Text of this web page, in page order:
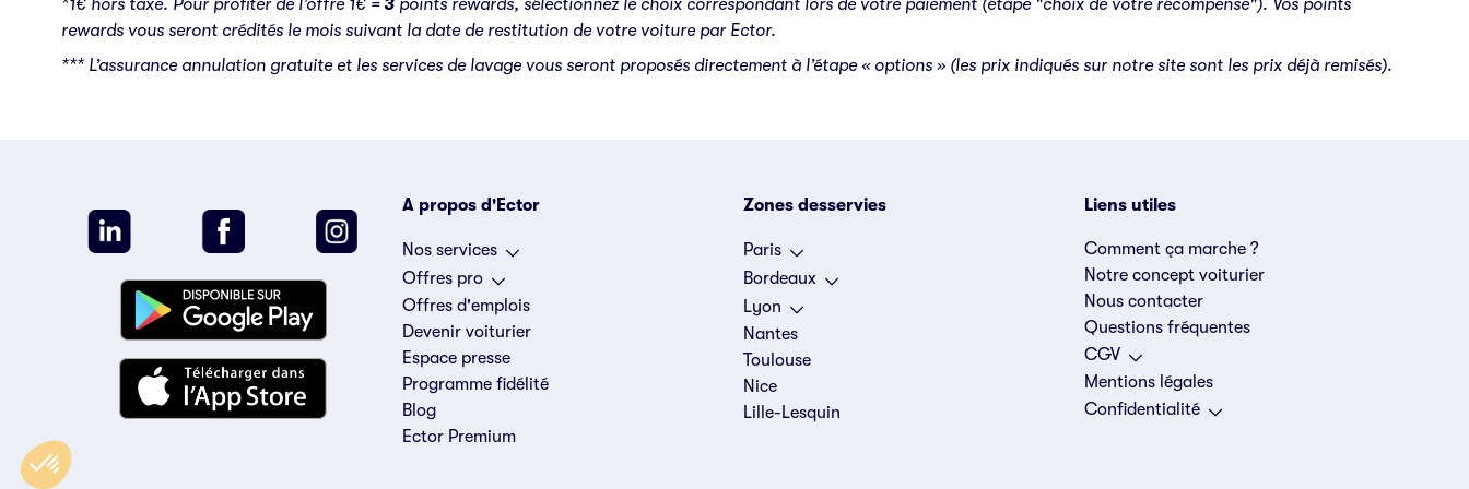
moi", vous consentez à leur utilisation. Vous pouvez modifier
votre choix à tout moment en cliquant sur le lien dédié.
'Préférences de cookies' situé dans le pied de page.
Consulter notre politique de confidentialité
Paramétrer Tout accepter
Plateforme de Gestion du Consentement : Personnalisez vos Options
Notre plateforme vous permet d'adapter et de gérer vos paramètres de confidentialité, en garantissant la conformité avec les réglementations. Personnalisez vos préférences pour
*1€ hors taxe. Pour profiter de l’offre 1€ =3 points rewards, sélectionnez le choix correspondant lors de votre paiement (étape "choix de votre récompense"). Vos points
rewards vous seront crédités le mois suivant la date de restitution de votre voiture par Ector.
*** L’assurance annulation gratuite et les services de lavage vous seront proposés directement à l’étape « options » (les prix indiqués sur notre site sont les prix déjà remisés).
A propos d'Ector
Nos services
Offres pro
Offres d'emplois
Devenir voiturier
Espace presse
Programme fidélité
Blog
Ector Premium
Zones desservies
Paris
Bordeaux
Lyon
Nantes
Toulouse
Nice
Lille-Lesquin
Liens utiles
Comment ça marche ?
Notre concept voiturier
Nous contacter
Questions fréquentes
CGV
Mentions légales
Confidentialité